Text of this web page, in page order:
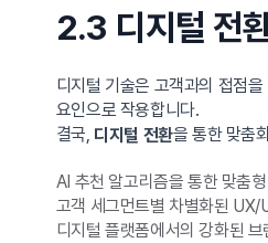
2.3 디지털 전
디지털 기술은 고객과의 접점
요인으로 작용합니다.
결국, 디지털 전환을 통한 맞춤
AI 추천 알고리즘을 통한 맞춤
고객 세그먼트별 차별화된 UX/
디지털 플랫폼에서의 강화된